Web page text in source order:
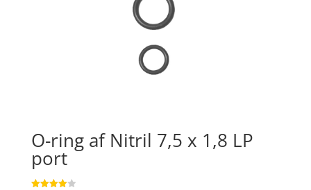
O-ring af Nitril 7,5 x 1,8 LP
port